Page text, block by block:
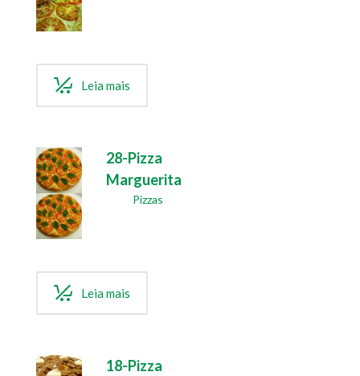
Leia mais
28-Pizza
Marguerita
Pizzas
Leia mais
18-Pizza